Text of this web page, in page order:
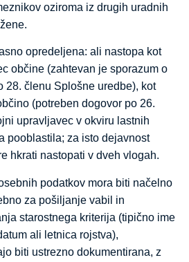
oziroma iz drugih uradnih
opredeljena: ali nastopa kot
občine (zahtevan je sporazum o
28. členu Splošne uredbe), kot
(potreben dogovor po 26.
upravljavec v okviru lastnih
pooblastila; za isto dejavnost
hkrati nastopati v dveh vlogah.
podatkov mora biti načelno
za pošiljanje vabil in
starostnega kriterija (tipično ime
ali letnica rojstva),
biti ustrezno dokumentirana, z